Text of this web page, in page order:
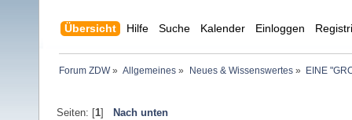
Übersicht Hilfe Suche Kalender Einloggen
Forum ZDW» Allgemeines » Neues & Wissenswertes» EINE
Seiten: [1] Nach unten